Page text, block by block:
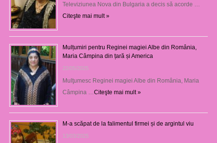
Televiziunea Nova din Bulgaria a decis să acorde …
Citeşte mai mult »
Mulțumiri pentru Reginei magiei Albe din România,
Maria Câmpina din țară și America
22/05/2025
Mulţumesc Reginei magiei Albe din România, Maria
Câmpina … Citeşte mai mult »
M-a scăpat de la falimentul firmei și de argintul viu
13/03/2025